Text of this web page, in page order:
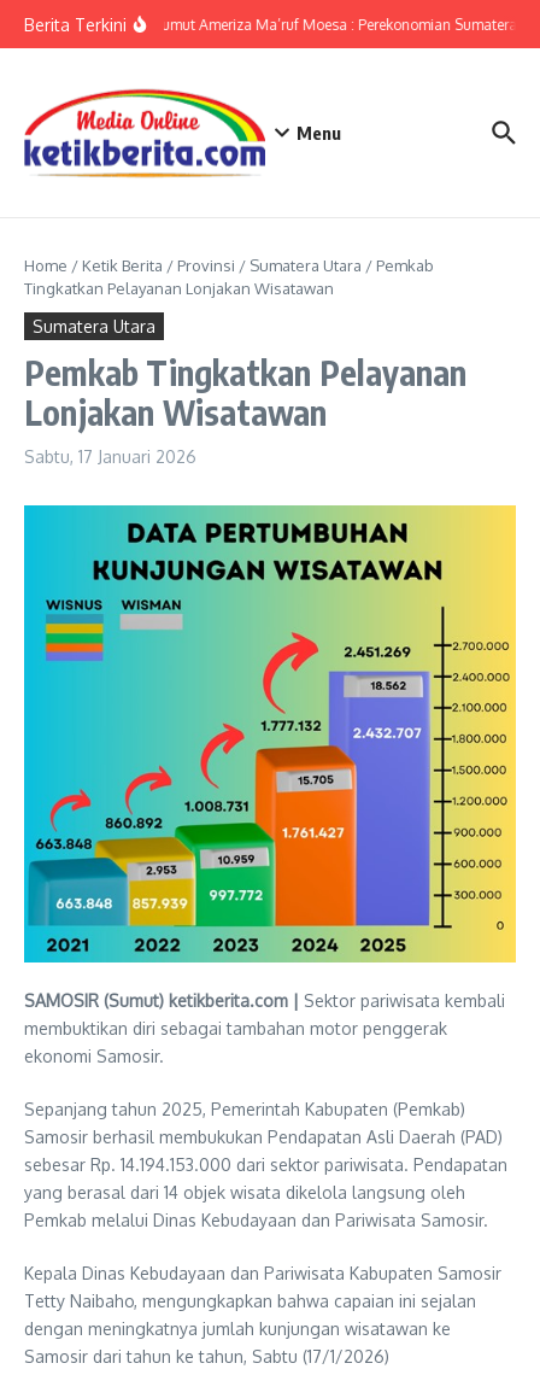
Berita TerkiniKPwBI Sumut Ameriza Ma’ruf Moesa : Perekonomian Sumatera
Menu
Home / Ketik Berita / Provinsi / Sumatera Utara / Pemkab
Tingkatkan Pelayanan Lonjakan Wisatawan
Sumatera Utara
Pemkab Tingkatkan Pelayanan
Lonjakan Wisatawan
Sabtu, 17 Januari 2026
SAMOSIR (Sumut) ketikberita.com | Sektor pariwisata kembali
membuktikan diri sebagai tambahan motor penggerak
ekonomi Samosir.
Sepanjang tahun 2025, Pemerintah Kabupaten (Pemkab)
Samosir berhasil membukukan Pendapatan Asli Daerah (PAD)
sebesar Rp. 14.194.153.000 dari sektor pariwisata. Pendapatan
yang berasal dari 14 objek wisata dikelola langsung oleh
Pemkab melalui Dinas Kebudayaan dan Pariwisata Samosir.
Kepala Dinas Kebudayaan dan Pariwisata Kabupaten Samosir
Tetty Naibaho, mengungkapkan bahwa capaian ini sejalan
dengan meningkatnya jumlah kunjungan wisatawan ke
Samosir dari tahun ke tahun, Sabtu (17/1/2026)